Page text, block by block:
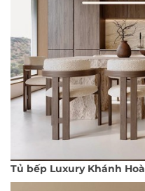
Tủ bếp Luxury Khánh Hoà